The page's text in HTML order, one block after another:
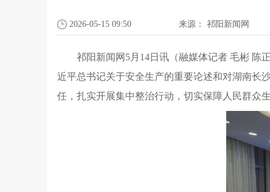
2026-05-15 09:50 来源： 祁阳新闻网
祁阳新闻网5月14日讯（融媒体记者 毛彬 陈
近平总书记关于安全生产的重要论述和对湖南长
任，扎实开展集中整治行动，切实保障人民群众